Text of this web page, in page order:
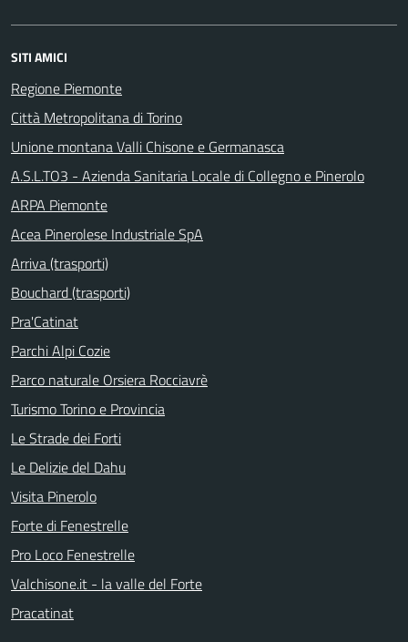
SITI AMICI
Regione Piemonte
Città Metropolitana di Torino
Unione montana Valli Chisone e Germanasca
A.S.L.TO3 - Azienda Sanitaria Locale di Collegno e Pinerolo
ARPA Piemonte
Acea Pinerolese Industriale SpA
Arriva (trasporti)
Bouchard (trasporti)
Pra'Catinat
Parchi Alpi Cozie
Parco naturale Orsiera Rocciavrè
Turismo Torino e Provincia
Le Strade dei Forti
Le Delizie del Dahu
Visita Pinerolo
Forte di Fenestrelle
Pro Loco Fenestrelle
Valchisone.it - la valle del Forte
Pracatinat